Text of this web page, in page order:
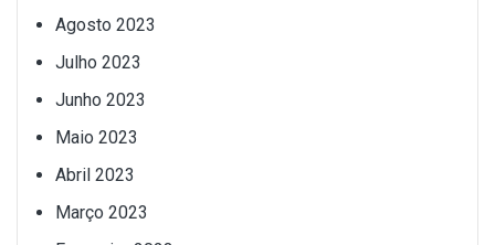
Agosto 2023
Julho 2023
Junho 2023
Maio 2023
Abril 2023
Março 2023